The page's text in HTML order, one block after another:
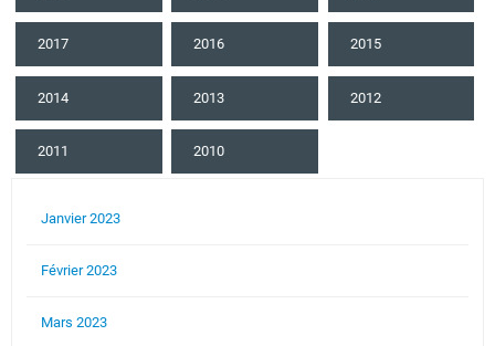
2017 2016 2015
2014 2013 2012
2011 2010
Janvier 2023
Février 2023
Mars 2023